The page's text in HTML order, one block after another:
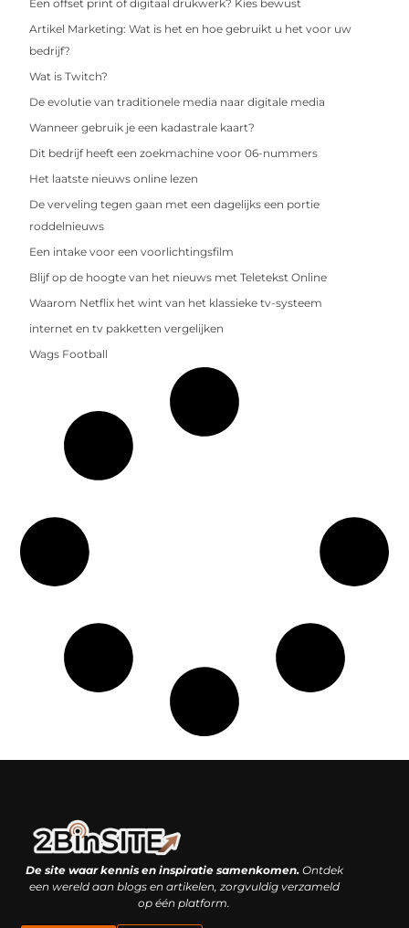
Een offset print of digitaal drukwerk? Kies bewust
Artikel Marketing: Wat is het en hoe gebruikt u het voor uw
bedrijf?
Wat is Twitch?
De evolutie van traditionele media naar digitale media
Wanneer gebruik je een kadastrale kaart?
Dit bedrijf heeft een zoekmachine voor 06-nummers
Het laatste nieuws online lezen
De verveling tegen gaan met een dagelijks een portie
roddelnieuws
Een intake voor een voorlichtingsfilm
Blijf op de hoogte van het nieuws met Teletekst Online
Waarom Netflix het wint van het klassieke tv-systeem
internet en tv pakketten vergelijken
Wags Football
De site waar kennis en inspiratie samenkomen.Ontdek
een wereld aan blogs en artikelen, zorgvuldig verzameld
op één platform.